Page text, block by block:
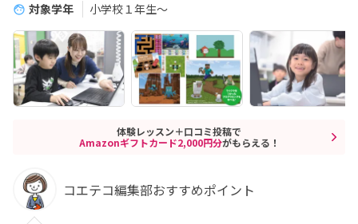
対象学年
小学校１年生〜
体験レッスン＋口コミ投稿で
Amazonギフトカード2,000円分がもらえる！
コエテコ編集部おすすめポイント